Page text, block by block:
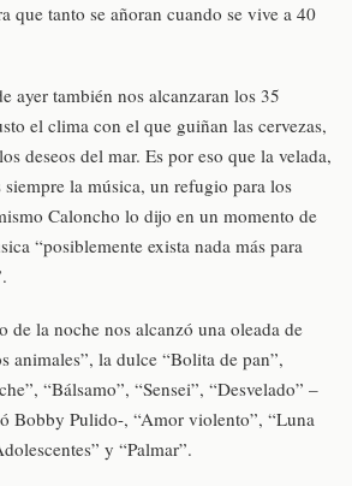
que tanto se añoran cuando se vive a 40
ayer también nos alcanzaran los 35
el clima con el que guiñan las cervezas,
deseos del mar. Es por eso que la velada,
la música, un refugio para los
Caloncho lo dijo en un momento de
“posiblemente exista nada más para
de la noche nos alcanzó una oleada de
animales”, la dulce “Bolita de pan”,
“Bálsamo”, “Sensei”, “Desvelado” –
Bobby Pulido-, “Amor violento”, “Luna
y “Palmar”.